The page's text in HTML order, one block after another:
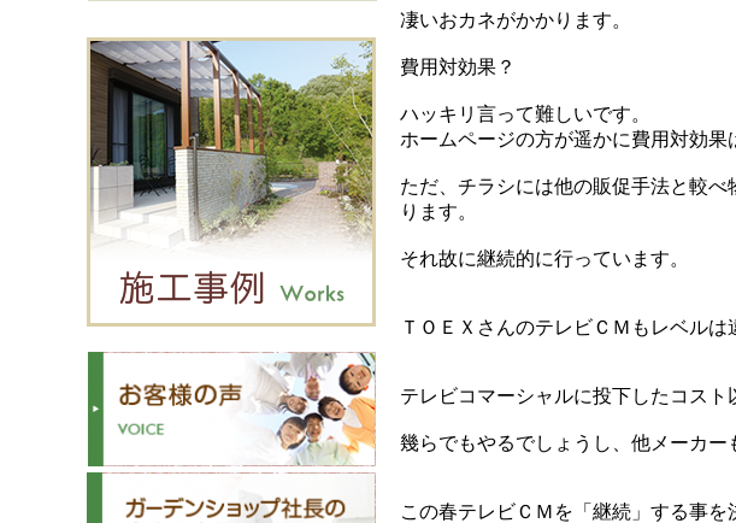
凄いおカネがかかります。
費用対効果？
ハッキリ言って難しいです。
ホームページの方が遥かに費用対効果
ただ、チラシには他の販促手法と較
ります。
それ故に継続的に行っています。
ＴＯＥＸさんのテレビＣＭもレベルは
テレビコマーシャルに投下したコス
幾らでもやるでしょうし、他メーカー
この春テレビＣＭを「継続」する事